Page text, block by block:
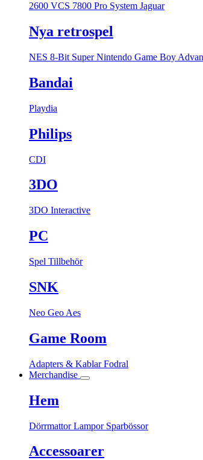
2600 VCS 7800 Pro System Jaguar
Nya retrospel
NES 8-Bit Super Nintendo Game Boy
Bandai
Playdia
Philips
CDI
3DO
3DO Interactive
PC
Spel Tillbehör
SNK
Neo Geo Aes
Game Room
Adapters & KablarFodral
Merchandise
Hem
DörrmattorLampor Sparbössor
Accessoarer